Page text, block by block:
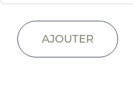
AJOUTER